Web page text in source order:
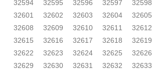
32594
32595 32596 32597 32598
32601
32602 32603 32604 32605
32608
32609 32610 32611 32612
32615
32616 32617 32618 32619
32622
32623 32624 32625 32626
32629
32630 32631 32632 32633